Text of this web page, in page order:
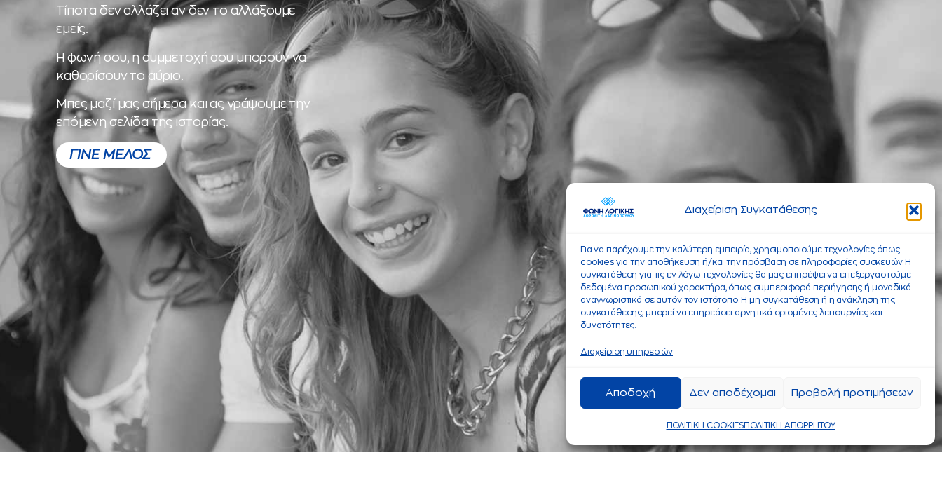
Διαχείριση Συγκατάθεσης
Για να παρέχουμε την καλύτερη εμπειρία, χρησιμοποιούμε τεχνολογίες όπως
cookies για την αποθήκευση ή/και την πρόσβαση σε πληροφορίες συσκευών. Η
συγκατάθεση για τις εν λόγω τεχνολογίες θα μας επιτρέψει να επεξεργαστούμε
δεδομένα προσωπικού χαρακτήρα, όπως συμπεριφορά περιήγησης ή μοναδικά
αναγνωριστικά σε αυτόν τον ιστότοπο. Η μη συγκατάθεση ή η ανάκληση της
συγκατάθεσης, μπορεί να επηρεάσει αρνητικά ορισμένες λειτουργίες και
δυνατότητες.
Διαχείριση υπηρεσιών
Αποδοχή Δεν αποδέχομαι Προβολή προτιμήσεων
ΠΟΛΙΤΙΚΗ COOKIESΠΟΛΙΤΙΚΗ ΑΠΟΡΡΗΤΟΥ
Τίποτα δεν αλλάζει αν δεν το αλλάξουμε
εμείς.
Η φωνή σου, η συμμετοχή σου μπορούν να
καθορίσουν το αύριο.
Μπες μαζί μας σήμερα και ας γράψουμε την
επόμενη σελίδα της ιστορίας.
ΓΙΝΕ ΜΕΛΟΣ